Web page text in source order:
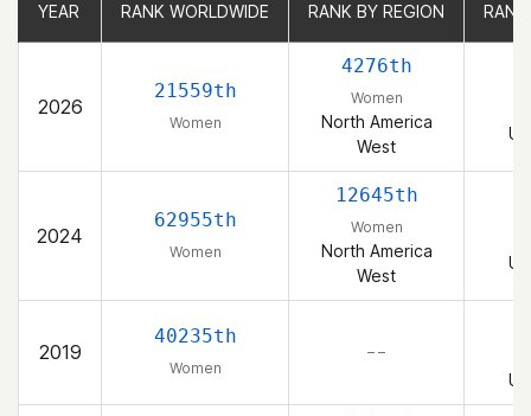
YEAR RANK WORLDWIDE RANK BY REGION
2026
21559th
Women
4276th
Women
North America
West
2024
62955th
Women
12645th
Women
North America
West
2019
40235th
Women
– –
YEAR RANK WORLDWIDE RANK BY REGION